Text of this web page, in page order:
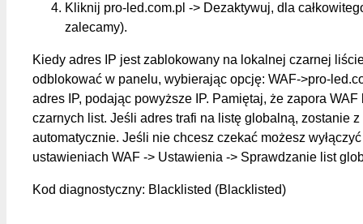
Kliknij pro-led.com.pl -> Dezaktywuj, dla
zalecamy).
Kiedy adres IP jest zablokowany na lokalnej czarnej
odblokować w panelu, wybierając opcję: WAF->pro-
adres IP, podając powyższe IP. Pamiętaj, że zapora
czarnych list. Jeśli adres trafi na listę globalną, zostanie
automatycznie. Jeśli nie chcesz czekać możesz
ustawieniach WAF -> Ustawienia -> Sprawdzanie list
Kod diagnostyczny: Blacklisted (Blacklisted)